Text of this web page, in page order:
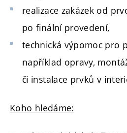
realizace zakázek od
po finální provedení,
technická výpomoc pro
například opravy,
či instalace prvků v
Koho hledáme: